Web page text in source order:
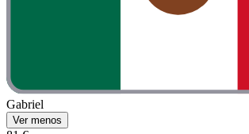
Gabriel
Ver menos